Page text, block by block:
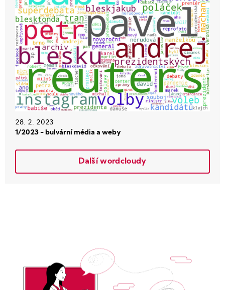
28. 2. 2023
1/2023 - bulvární média a weby
Další wordcloudy